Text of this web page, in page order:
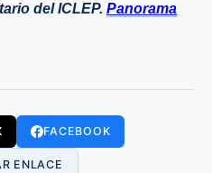
del ICLEP. Panorama
FACEBOOK
ENLACE